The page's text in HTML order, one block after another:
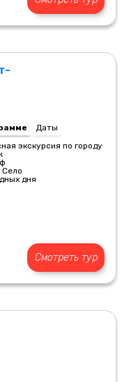
Даты
экскурсия по городу
Село
дня
Смотреть тур